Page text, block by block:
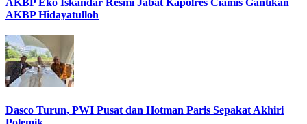
AKBP Eko Iskandar Resmi Jabat Kapolres Ciamis Gantikan
AKBP Hidayatulloh
Dasco Turun, PWI Pusat dan Hotman Paris Sepakat Akhiri